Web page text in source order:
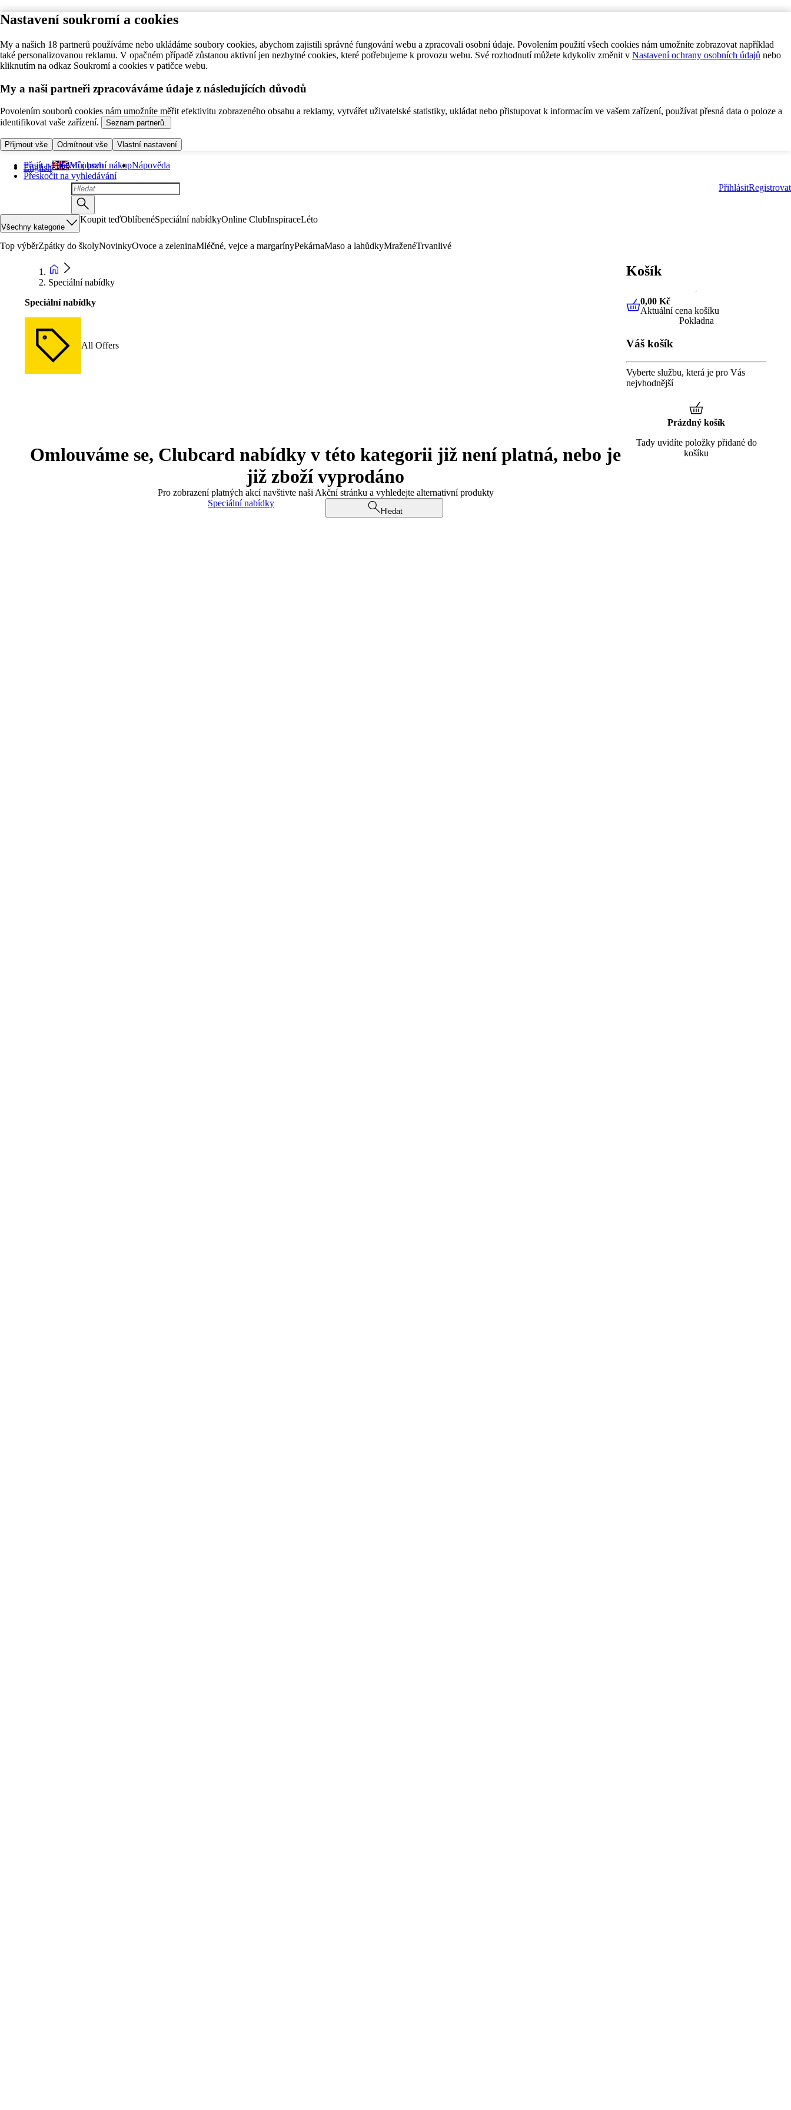
Nastavení soukromí a cookies
My a našich 18 partnerů používáme nebo ukládáme soubory cookies, abychom zajistili správné fungování webu a zpracovali osobní údaje. Povolením použití všech cookies nám umožníte zobrazovat například
také personalizovanou reklamu. V opačném případě zůstanou aktivní jen nezbytné cookies, které potřebujeme k provozu webu. Své rozhodnutí můžete kdykoliv změnit v Nastavení ochrany osobních údajů nebo
kliknutím na odkaz Soukromí a cookies v patičce webu.
My a naši partneři zpracováváme údaje z následujících důvodů
Povolením souborů cookies nám umožníte měřit efektivitu zobrazeného obsahu a reklamy, vytvářet uživatelské statistiky, ukládat nebo přistupovat k informacím ve vašem zařízení, používat přesná data o poloze a
identifikovat vaše zařízení.
Seznam partnerů.
Přijmout vše Odmítnout vše Vlastní nastavení
Přejít na hlavní obsah
Přeskočit na vyhledávání
English Můj první nákupNápověda
PřihlásitRegistrovat
Všechny kategorie
Koupit teďOblíbenéSpeciální nabídkyOnline ClubInspiraceLéto
Top výběrZpátky do školyNovinkyOvoce a zeleninaMléčné, vejce a margarínyPekárnaMaso a lahůdkyMraženéTrvanlivé
Speciální nabídky
Speciální nabídky
All Offers
Omlouváme se, Clubcard nabídky v této kategorii již není platná, nebo je
již zboží vyprodáno
Pro zobrazení platných akcí navštivte naši Akční stránku a vyhledejte alternativní produkty
Speciální nabídky
Hledat
Košík
0,00 KčAktuální cena košíku
0,00 Kč
Aktuální cena košíku
Pokladna
Váš košík
Vyberte službu, která je pro Vás
nejvhodnější
Prázdný košík
Tady uvidíte položky přidané do
košíku